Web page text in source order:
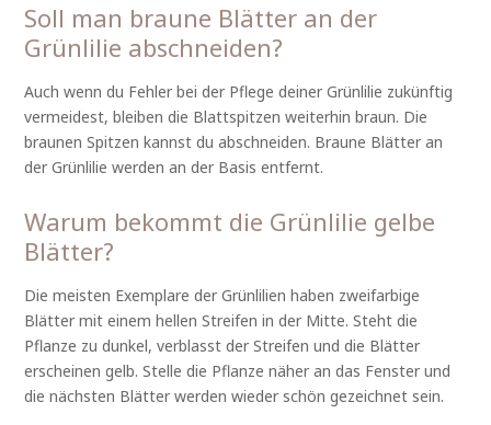
Soll man braune Blätter an der
Grünlilie abschneiden?
Auch wenn du Fehler bei der Pflege deiner Grünlilie zukünftig
vermeidest, bleiben die Blattspitzen weiterhin braun. Die
braunen Spitzen kannst du abschneiden. Braune Blätter an
der Grünlilie werden an der Basis entfernt.
Warum bekommt die Grünlilie gelbe
Blätter?
Die meisten Exemplare der Grünlilien haben zweifarbige
Blätter mit einem hellen Streifen in der Mitte. Steht die
Pflanze zu dunkel, verblasst der Streifen und die Blätter
erscheinen gelb. Stelle die Pflanze näher an das Fenster und
die nächsten Blätter werden wieder schön gezeichnet sein.